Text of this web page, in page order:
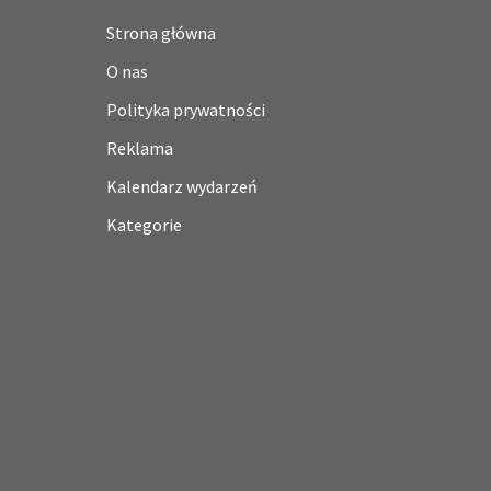
Strona główna
O nas
Polityka prywatności
Reklama
Kalendarz wydarzeń
Kategorie